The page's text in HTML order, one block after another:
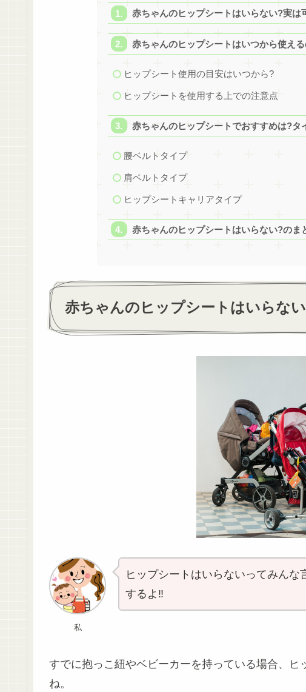
赤ちゃんのヒップシートはいらない?実は
赤ちゃんのヒップシートはいつから使え
ヒップシート使用の目安はいつから?
ヒップシートを使用する上での注意点
赤ちゃんのヒップシートでおすすめは?タ
腰ベルトタイプ
肩ベルトタイプ
ヒップシートキャリアタイプ
赤ちゃんのヒップシートはいらない?のま
赤ちゃんのヒップシートはいらな
私
ヒップシートはいらないってみん
するよ‼︎
すでに抱っこ紐やベビーカーを持っている場合、ヒ
ね。